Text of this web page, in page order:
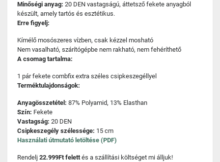
Minőségi anyag: 20 DEN vastagságú, áttetsző fekete anyagból
készült, amely tartós és esztétikus.
Erre figyelj:
Kímélő mosószeres vízben, csak kézzel mosható
Nem vasalható, szárítógépbe nem rakható, nem fehéríthető
A csomag tartalma:
1 pár fekete combfix extra széles csipkeszegéllyel
Terméktulajdonságok:
Anyagösszetétel: 87% Polyamid, 13% Elasthan
Szín: Fekete
Vastagság: 20 DEN
Csipkeszegély szélessége: 15 cm
Használati útmutató letöltése (PDF)
Rendelj 22.999Ft felettés a szállítási költséget mi álljuk!